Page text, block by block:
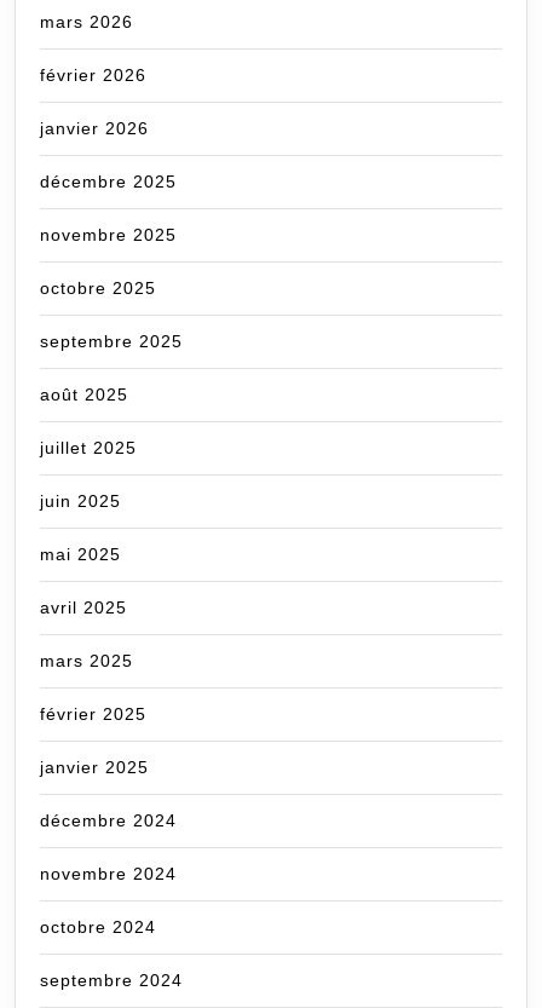
mars 2026
février 2026
janvier 2026
décembre 2025
novembre 2025
octobre 2025
septembre 2025
août 2025
juillet 2025
juin 2025
mai 2025
avril 2025
mars 2025
février 2025
janvier 2025
décembre 2024
novembre 2024
octobre 2024
septembre 2024